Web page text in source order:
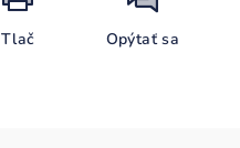
Tlač Opýtať sa